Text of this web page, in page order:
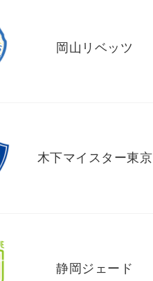
岡山リベッツ
木下マイスター東京
静岡ジェード